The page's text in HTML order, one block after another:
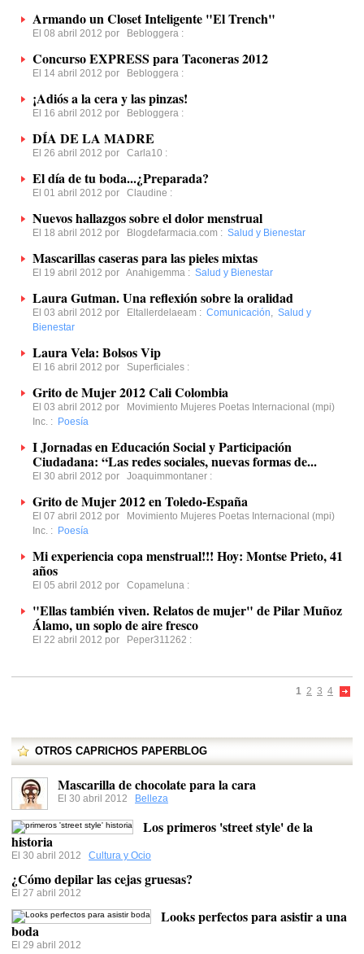
Armando un Closet Inteligente "El Trench"
El 08 abril 2012 por Bebloggera :
Concurso EXPRESS para Taconeras 2012
El 14 abril 2012 por Bebloggera :
¡Adiós a la cera y las pinzas!
El 16 abril 2012 por Bebloggera :
DÍA DE LA MADRE
El 26 abril 2012 por Carla10 :
El día de tu boda...¿Preparada?
El 01 abril 2012 por Claudine :
Nuevos hallazgos sobre el dolor menstrual
El 18 abril 2012 por Blogdefarmacia.com : Salud y Bienestar
Mascarillas caseras para las pieles mixtas
El 19 abril 2012 por Anahigemma : Salud y Bienestar
Laura Gutman. Una reflexión sobre la oralidad
El 03 abril 2012 por Eltallerdelaeam : Comunicación, Salud y
Bienestar
Laura Vela: Bolsos Vip
El 16 abril 2012 por Superficiales :
Grito de Mujer 2012 Cali Colombia
El 03 abril 2012 por
Movimiento Mujeres Poetas Internacional (mpi)
Inc. : Poesía
I Jornadas en Educación Social y Participación
Ciudadana: “Las redes sociales, nuevas formas de...
El 30 abril 2012 por Joaquimmontaner :
Grito de Mujer 2012 en Toledo-España
El 07 abril 2012 por
Movimiento Mujeres Poetas Internacional (mpi)
Inc. : Poesía
Mi experiencia copa menstrual!!! Hoy: Montse Prieto, 41
años
El 05 abril 2012 por Copameluna :
"Ellas también viven. Relatos de mujer" de Pilar Muñoz
Álamo, un soplo de aire fresco
El 22 abril 2012 por Peper311262 :
1 2 3 4
OTROS CAPRICHOS PAPERBLOG
Mascarilla de chocolate para la cara
El 30 abril 2012 Belleza
Los primeros 'street style' de la
historia
El 30 abril 2012 Cultura y Ocio
¿Cómo depilar las cejas gruesas?
El 27 abril 2012
Looks perfectos para asistir a una
boda
El 29 abril 2012